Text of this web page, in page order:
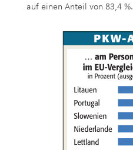
auf einen Anteil von 83,4 %.